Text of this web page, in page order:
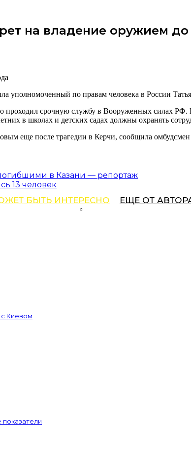
на владение оружием до
уполномоченный по правам человека в России
проходил срочную службу в Вооруженных силах
в школах и детских садах должны охранять
еще после трагедии в Керчи, сообщила
в Казани — репортаж
13 человек
БЫТЬ ИНТЕРЕСНО ЕЩЕ ОТ
с Киевом
показатели